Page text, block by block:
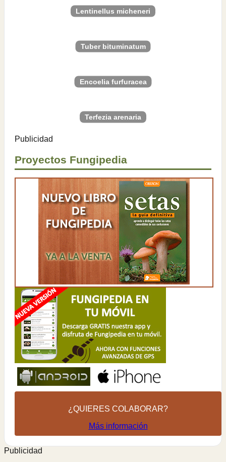
Lentinellus micheneri
Tuber bituminatum
Encoelia furfuracea
Terfezia arenaria
Publicidad
Proyectos Fungipedia
¿QUIERES COLABORAR?
Más información
Publicidad